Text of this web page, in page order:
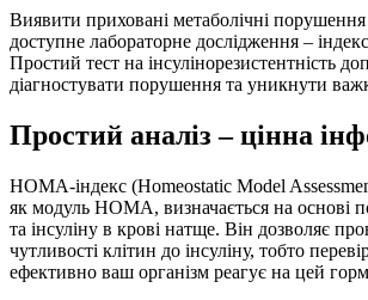
Виявити приховані метаболічні
доступне лабораторне дослідження –
Простий тест на інсулінорезистентність
діагностувати порушення та уникнути
Простий аналіз – цінна
HOMA‑індекс (Homeostatic Model
як модуль HOMA, визначається на основі
та інсуліну в крові натще. Він дозволяє
чутливості клітин до інсуліну, тобто
ефективно ваш організм реагує на цей